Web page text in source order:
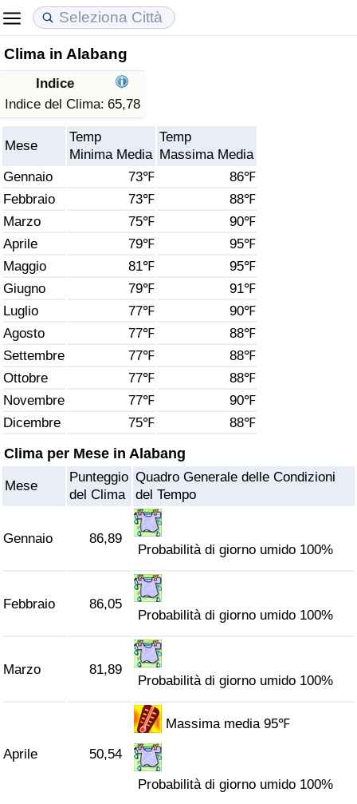
Clima in Alabang
Indice
Indice del Clima: 65,78
Mese
Temp
Minima Media
Temp
Massima Media
Gennaio
73℉
86℉
Febbraio
73℉
88℉
Marzo
75℉
90℉
Aprile
79℉
95℉
Maggio
81℉
95℉
Giugno
79℉
91℉
Luglio
77℉
90℉
Agosto
77℉
88℉
Settembre
77℉
88℉
Ottobre
77℉
88℉
Novembre
77℉
90℉
Dicembre
75℉ 88℉
Clima per Mese in Alabang
Mese
Punteggio
del Clima
Quadro Generale delle Condizioni
del Tempo
Gennaio 86,89
Probabilità di giorno umido 100%
Febbraio 86,05
Probabilità di giorno umido 100%
Marzo 81,89
Probabilità di giorno umido 100%
Aprile 50,54
Massima media 95℉
Probabilità di giorno umido 100%
Costo della vita
Indice Del Costo Della Vita (corrente)
Indice Del Costo Della Vita
Indice del Costo della Vita per Nazione
ad Aqaba
Prezzi degli immobili
Indice del Prezzo delle Case (Corrente)
Indice del Prezzo delle Case
Indice del Prezzo delle Case per Nazione
Qualità della Vita
Indice della Qualità della Vita
Indice della Qualità della Vita (Corrente)
Indice della qualità della vita per Paese
Criminalità
Indice del Tasso di Criminalità (Corrente)
Indice della Criminalità
Indice di criminalità per paese
Assistenza Sanitaria
Indice dell’Assistenza Sanitaria (Corrente)
Indice dell’Assistenza Sanitaria per
Indice dell’Inquinamento (Corrente)
Indice di inquinamento
Indice dell’Inquinamento per Nazione